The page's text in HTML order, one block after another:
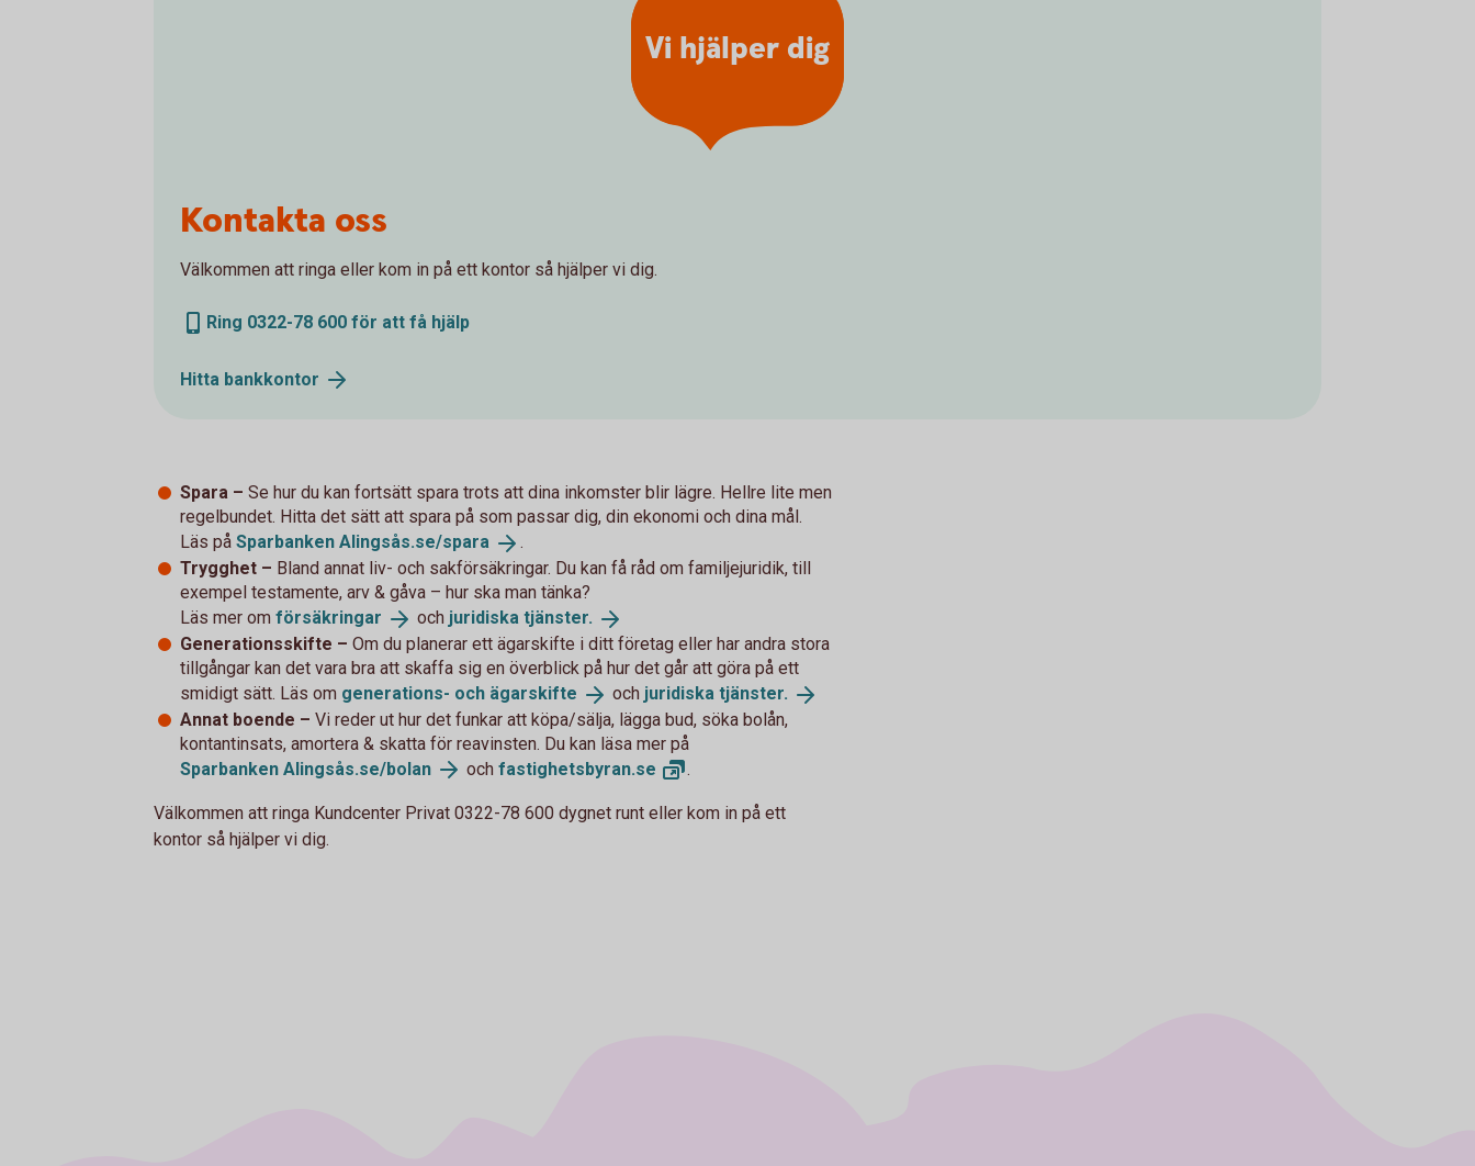
Vi hjälper dig
Kontakta oss
Välkommen att ringa eller kom in på ett kontor så hjälper vi dig.
Ring 0322-78 600 för att få hjälp
Hitta bankkontor
Spara – Se hur du kan fortsätt spara trots att dina inkomster blir lägre. Hellre lite men
regelbundet. Hitta det sätt att spara på som passar dig, din ekonomi och dina mål.
Läs på Sparbanken Alingsås.se/spara
.
Trygghet – Bland annat liv- och sakförsäkringar. Du kan få råd om familjejuridik, till
exempel testamente, arv & gåva – hur ska man tänka?
Läs mer om försäkringar och juridiska tjänster.
Generationsskifte – Om du planerar ett ägarskifte i ditt företag eller har andra stora
tillgångar kan det vara bra att skaffa sig en överblick på hur det går att göra på ett
smidigt sätt. Läs om generations- och ägarskifte och juridiska tjänster.
Annat boende – Vi reder ut hur det funkar att köpa/sälja, lägga bud, söka bolån,
kontantinsats, amortera & skatta för reavinsten. Du kan läsa mer på
Sparbanken Alingsås.se/bolan och fastighetsbyran.se .
Välkommen att ringa Kundcenter Privat 0322-78 600 dygnet runt eller kom in på ett
kontor så hjälper vi dig.